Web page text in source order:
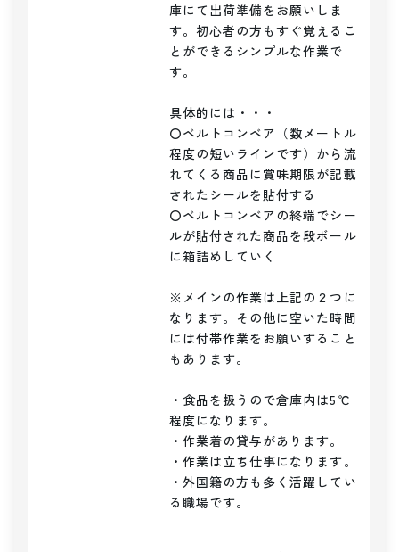
庫にて出荷準備をお願いしま
す。初心者の方もすぐ覚えるこ
とができるシンプルな作業で
す。
具体的には・・・
〇ベルトコンベア（数メートル
程度の短いラインです）から流
れてくる商品に賞味期限が記載
されたシールを貼付する
〇ベルトコンベアの終端でシー
ルが貼付された商品を段ボール
に箱詰めしていく
※メインの作業は上記の２つに
なります。その他に空いた時間
には付帯作業をお願いすること
もあります。
・食品を扱うので倉庫内は5℃
程度になります。
・作業着の貸与があります。
・作業は立ち仕事になります。
・外国籍の方も多く活躍してい
る職場です。